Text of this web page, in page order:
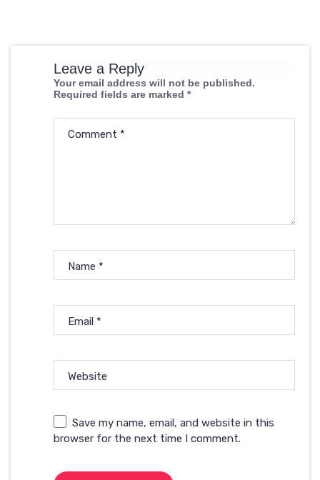
Leave a Reply
Your email address will not be published.
Required fields are marked *
Comment *
Name *
Email *
Website
Save my name, email, and website in this
browser for the next time I comment.